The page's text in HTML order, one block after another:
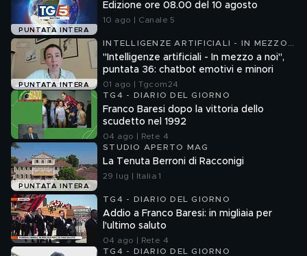
PUNTATA INTERA
Edizione ore 08.00 del 10 agosto
10 ago | Canale 5
PUNTATA INTERA
INTELLIGENZE ARTIFICIALI - IN MEZZO
A NOI
"Intelligenze artificiali - In mezzo a noi",
puntata 36: chatbot emotivi e minori
01 ago | Tgcom24
TG4 - DIARIO DEL GIORNO
Franco Baresi dopo la vittoria dello
scudetto nel 1992
04 ago | Rete 4
PUNTATA INTERA
STUDIO APERTO MAG
La Tenuta Berroni di Racconigi
29 lug | Italia 1
TG4 - DIARIO DEL GIORNO
Addio a Franco Baresi: in migliaia per
l'ultimo saluto
04 ago | Rete 4
TG4 - DIARIO DEL GIORNO